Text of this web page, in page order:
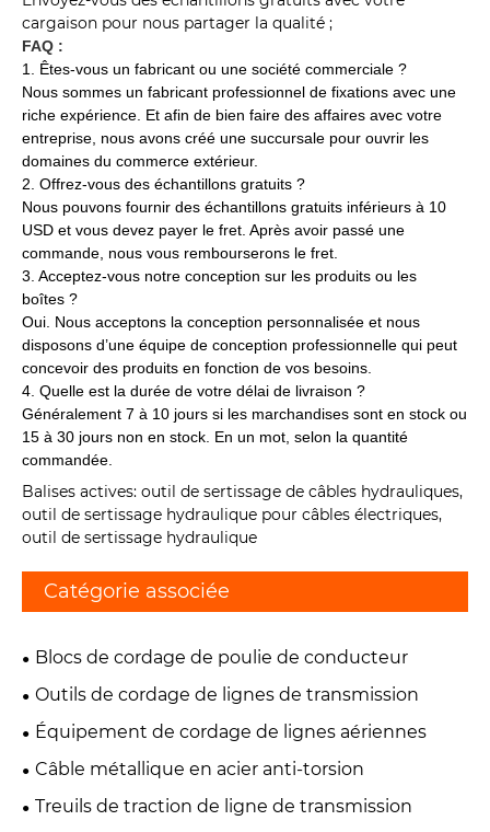
cargaison pour nous partager la qualité ;
FAQ :
1. Êtes-vous un fabricant ou une société commerciale ?
Nous sommes un fabricant professionnel de fixations avec une
riche expérience. Et afin de bien faire des affaires avec votre
entreprise, nous avons créé une succursale pour ouvrir les
domaines du commerce extérieur.
2. Offrez-vous des échantillons gratuits ?
Nous pouvons fournir des échantillons gratuits inférieurs à 10
USD et vous devez payer le fret. Après avoir passé une
commande, nous vous rembourserons le fret.
3. Acceptez-vous notre conception sur les produits ou les
boîtes ?
Oui. Nous acceptons la conception personnalisée et nous
disposons d’une équipe de conception professionnelle qui peut
concevoir des produits en fonction de vos besoins.
4. Quelle est la durée de votre délai de livraison ?
Généralement 7 à 10 jours si les marchandises sont en stock ou
15 à 30 jours non en stock. En un mot, selon la quantité
commandée.
Balises actives: outil de sertissage de câbles hydrauliques,
outil de sertissage hydraulique pour câbles électriques,
outil de sertissage hydraulique
Catégorie associée
Blocs de cordage de poulie de conducteur
Outils de cordage de lignes de transmission
Équipement de cordage de lignes aériennes
Câble métallique en acier anti-torsion
Treuils de traction de ligne de transmission